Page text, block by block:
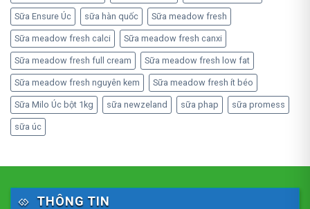
Sữa Ensure Úc sữa hàn quốc Sữa meadow fresh
Sữa meadow fresh calci Sữa meadow fresh canxi
Sữa meadow fresh full cream Sữa meadow fresh low fat
Sữa meadow fresh nguyên kem Sữa meadow fresh ít béo
Sữa Milo Úc bột 1kg sữa newzeland sữa phap sữa promess
sữa úc
THÔNG TIN